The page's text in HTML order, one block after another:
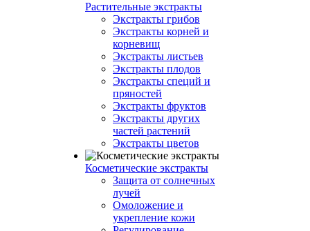
Растительные экстракты
Экстракты грибов
Экстракты корней и
корневищ
Экстракты листьев
Экстракты плодов
Экстракты специй и
пряностей
Экстракты фруктов
Экстракты других
частей растений
Экстракты цветов
Косметические экстракты
Защита от солнечных
лучей
Омоложение и
укрепление кожи